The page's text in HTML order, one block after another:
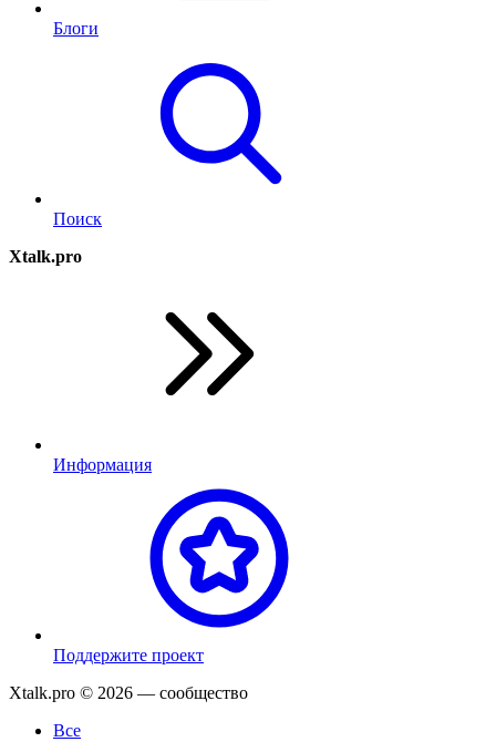
Блоги
Поиск
Xtalk.pro
Информация
Поддержите проект
Xtalk.pro © 2026 — сообщество
Все